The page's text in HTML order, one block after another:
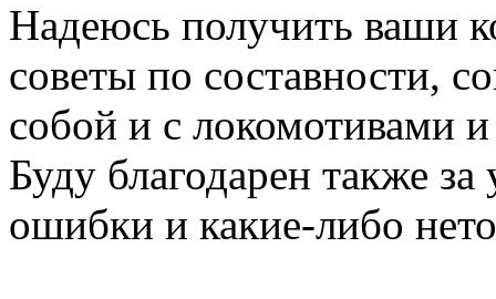
Надеюсь получить ваши
советы по составности,
собой и с локомотивами и
Буду благодарен также за
ошибки и какие-либо